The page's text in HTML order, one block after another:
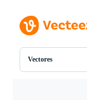
Vectores
Todas Imágenes